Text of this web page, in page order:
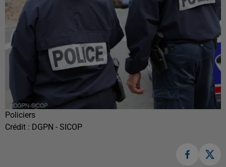
Policiers
Crédit : DGPN - SICOP